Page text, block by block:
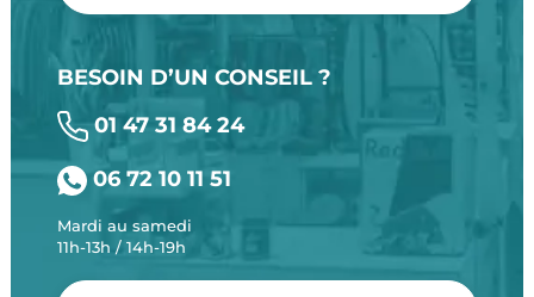
BESOIN D’UN CONSEIL ?
01 47 31 84 24
06 72 10 11 51
Mardi au samedi
11h-13h / 14h-19h